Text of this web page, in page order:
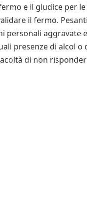
e il giudice per
il fermo.
personali
presenze di alcol
di non